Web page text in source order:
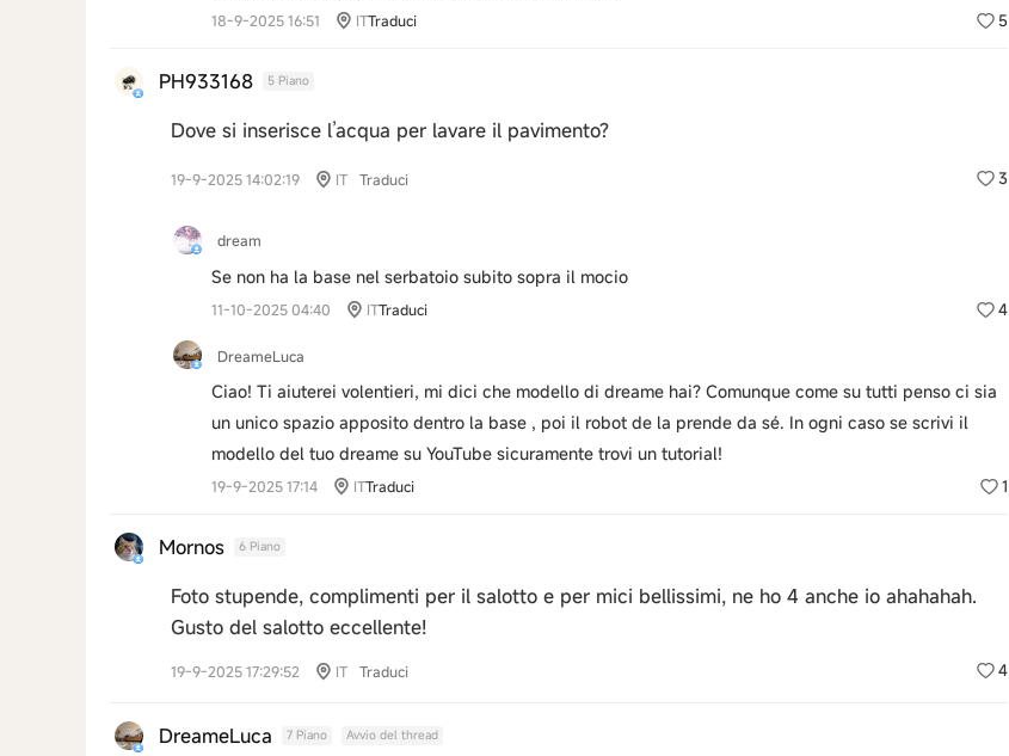
18-9-2025 16:51 ITTraduci 5
PH933168 5 Piano
Dove si inserisce l’acqua per lavare il pavimento?
3
19-9-2025 14:02:19 IT Traduci
dream
Se non ha la base nel serbatoio subito sopra il mocio
11-10-2025 04:40 ITTraduci 4
DreameLuca
Ciao! Ti aiuterei volentieri, mi dici che modello di dreame hai? Comunque come su tutti penso ci sia
un unico spazio apposito dentro la base , poi il robot de la prende da sé. In ogni caso se scrivi il
modello del tuo dreame su YouTube sicuramente trovi un tutorial!
19-9-2025 17:14 ITTraduci 1
Mornos 6 Piano
Foto stupende, complimenti per il salotto e per mici bellissimi, ne ho 4 anche io ahahahah.
Gusto del salotto eccellente!
4
19-9-2025 17:29:52 IT Traduci
DreameLuca 7 Piano Avvio del thread